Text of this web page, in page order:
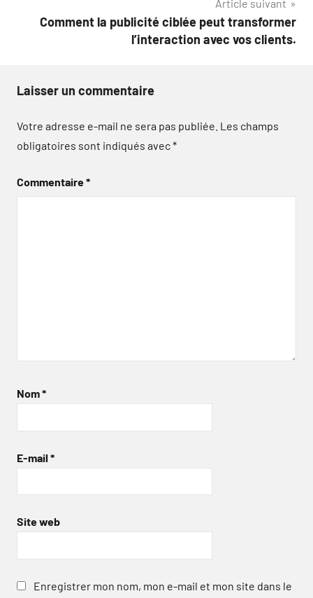
Article suivant
Comment la publicité ciblée peut transformer
l’interaction avec vos clients.
Laisser un commentaire
Votre adresse e-mail ne sera pas publiée. Les champs
obligatoires sont indiqués avec*
Commentaire*
Nom*
E-mail *
Site web
Enregistrer mon nom, mon e-mail et mon site dans le